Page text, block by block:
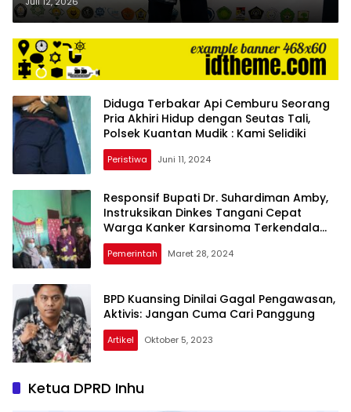
Pangean
Diduga Terbakar Api Cemburu Seorang
Pria Akhiri Hidup dengan Seutas Tali,
Polsek Kuantan Mudik : Kami Selidiki
Peristiwa Juni 11, 2024
Responsif Bupati Dr. Suhardiman Amby,
Instruksikan Dinkes Tangani Cepat
Warga Kanker Karsinoma Terkendala
Biaya
Pemerintah Maret 28, 2024
BPD Kuansing Dinilai Gagal Pengawasan,
Aktivis: Jangan Cuma Cari Panggung
Artikel Oktober 5, 2023
Ketua DPRD Inhu